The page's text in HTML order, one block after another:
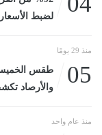
لضبط
منذ 29 يومًا
05
والأرصاد تكشف
منذ عام واحد